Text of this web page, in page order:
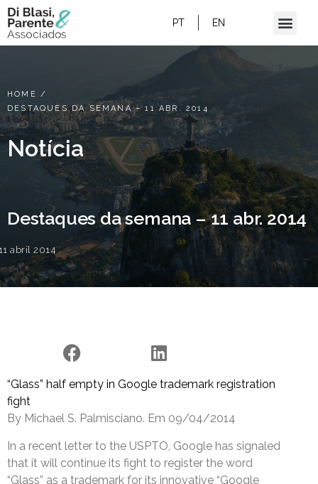
PT EN
HOME /
DESTAQUES DA SEMANA – 11 ABR. 2014
Notícia
Destaques da semana – 11 abr. 2014
abril 2014
“Glass” half empty in Google trademark registration
fight
By Michael S. Palmisciano. Em 09/04/2014
In a recent letter to the USPTO, Google has signaled
that it will continue its fight to register the word
“Glass” as a trademark for its innovative “Google